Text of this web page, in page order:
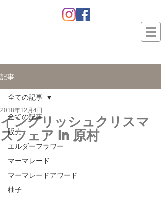
記事
全ての記事
販売
エルダーフラワー
マーマレード
マーマレードアワード
柚子
全ての記事
イングリッシュクリスマ
スフェア in 原村
2018年12月4日